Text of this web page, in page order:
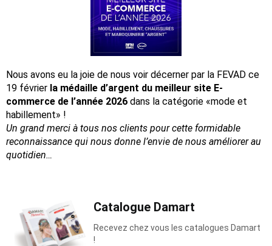
Nous avons eu la joie de nous voir décerner par la FEVAD ce
19 février la médaille d’argent du meilleur site E-
commerce de l’année 2026 dans la catégorie «mode et
habillement» !
Un grand merci à tous nos clients pour cette formidable
reconnaissance qui nous donne l’envie de nous améliorer au
quotidien…
Catalogue Damart
Recevez chez vous les catalogues Damart
!